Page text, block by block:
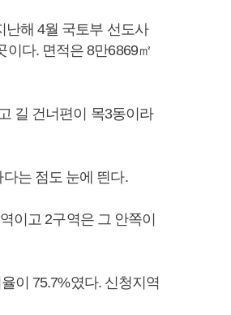
난해 4월 국토부 선도사
다. 면적은 8만6869㎡
길 건너편이 목3동이라
는 점도 눈에 띈다.
이고 2구역은 그 안쪽이
이 75.7%였다. 신청지역